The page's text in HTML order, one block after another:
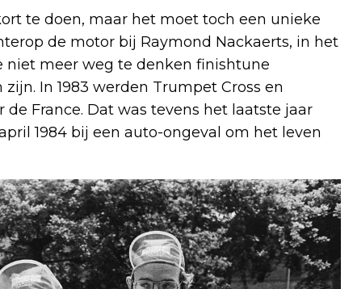
te doen, maar het moet toch een unieke
de motor bij Raymond Nackaerts, in het
niet meer weg te denken finishtune
In 1983 werden Trumpet Cross en
France. Dat was tevens het laatste jaar
1984 bij een auto-ongeval om het leven